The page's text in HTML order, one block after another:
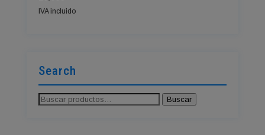
IVA incluido
Search
Buscar
Buscar